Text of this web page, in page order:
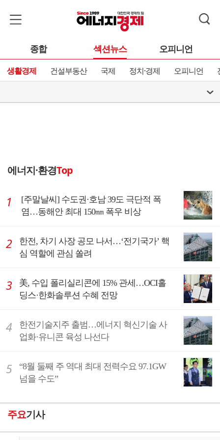
종합 섹션뉴스 오피니언
생활경제 건설부동산 국제 정치·경제 오피니언
에너지·환경Top
[주말날씨] 수도권·호남 39도 극단적 폭
염…동해안 최대 150㎜ 폭우 비상
한전, 차기 사장 공모 나서…‘전기국가’ 핵
심 역할에 관심 쏠려
美, 수입 폴리실리콘에 15% 관세…OCI홀
딩스·한화솔루션 수혜 전망
한전기술지주 출범…에너지 혁신기술 사
업화·유니콘 육성 나선다
“8월 둘째 주 역대 최대 전력수요 97.1GW
넘을 수도”
주요기사